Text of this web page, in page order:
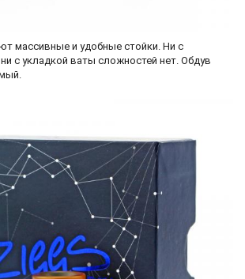
массивные и удобные стойки. Ни с
с укладкой ваты сложностей нет. Обдув